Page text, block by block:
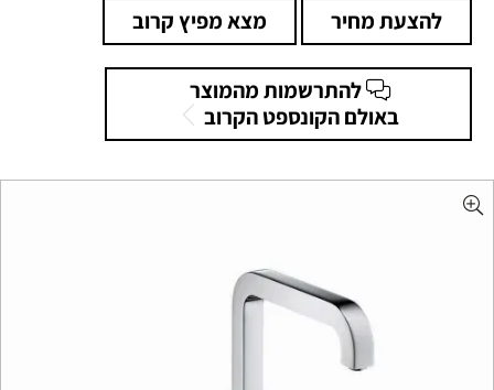
להצעת מחיר מצא מפיץ קרוב
להתרשמות מהמוצר
באולם הקונספט הקרוב